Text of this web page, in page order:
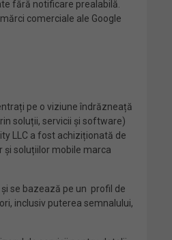
fără notificare prealabilă.
comerciale ale Google
pe o viziune îndrăzneață
soluții, servicii și software)
LLC a fost achiziționată de
și soluțiilor mobile marca
se bazează pe un profil de
inclusiv puterea semnalului,